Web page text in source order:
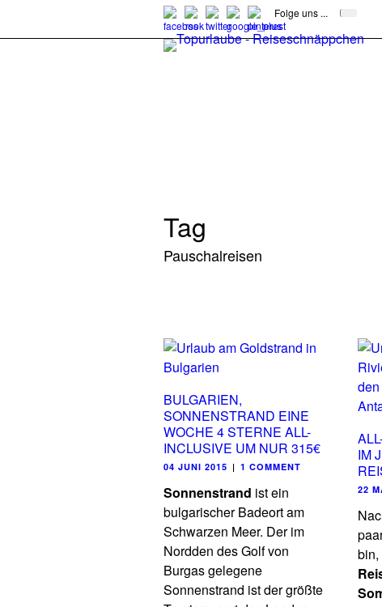
Folge uns ...
Tag
Pauschalreisen
BULGARIEN,
SONNENSTRAND EINE
WOCHE 4 STERNE ALL-
INCLUSIVE UM NUR 315€
04 JUNI 2015 | 1 COMMENT
Sonnenstrand ist ein
bulgarischer Badeort am
Schwarzen Meer. Der im
Nordden des Golf von
Burgas gelegene
Sonnenstrand ist der größte
IM
22
bin,